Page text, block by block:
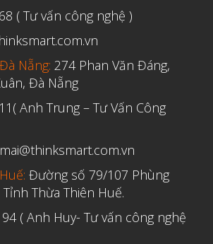
Tháng Ba 2020
Tháng Hai 2020
Tháng Mười Hai 2019
Tháng Mười Một 2019
Tháng Mười 2019
Tháng Chín 2019
( Tư vấn công nghệ )
Nẵng: 274 Phan Văn Đáng,
Đà Nẵng
Anh Trung – Tư Vấn Công
Đường số 79/107 Phùng
Thừa Thiên Huế.
( Anh Huy- Tư vấn công nghệ